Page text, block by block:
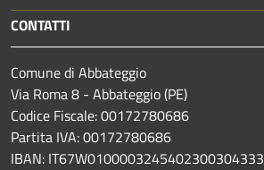
CONTATTI
Comune di Abbateggio
Via Roma 8 - Abbateggio (PE)
Codice Fiscale: 00172780686
Partita IVA: 00172780686
IBAN: IT67W0100003245402300304333